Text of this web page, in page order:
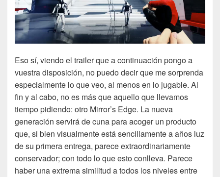
Eso sí, viendo el trailer que a continuación pongo a
vuestra disposición, no puedo decir que me sorprenda
especialmente lo que veo, al menos en lo jugable. Al
fin y al cabo, no es más que aquello que llevamos
tiempo pidiendo: otro Mirror’s Edge. La nueva
generación servirá de cuna para acoger un producto
que, si bien visualmente está sencillamente a años luz
de su primera entrega, parece extraordinariamente
conservador; con todo lo que esto conlleva. Parece
haber una extrema similitud a todos los niveles entre